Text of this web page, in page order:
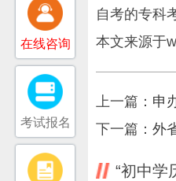
自考的专科
本文来源于
上一篇： 申
下一篇： 外
“初中学
在线咨询
考试报名